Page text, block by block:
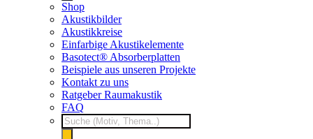
Shop
Akustikbilder
Akustikkreise
Einfarbige Akustikelemente
Basotect® Absorberplatten
Beispiele aus unseren Projekte
Kontakt zu uns
Ratgeber Raumakustik
FAQ
Products
search